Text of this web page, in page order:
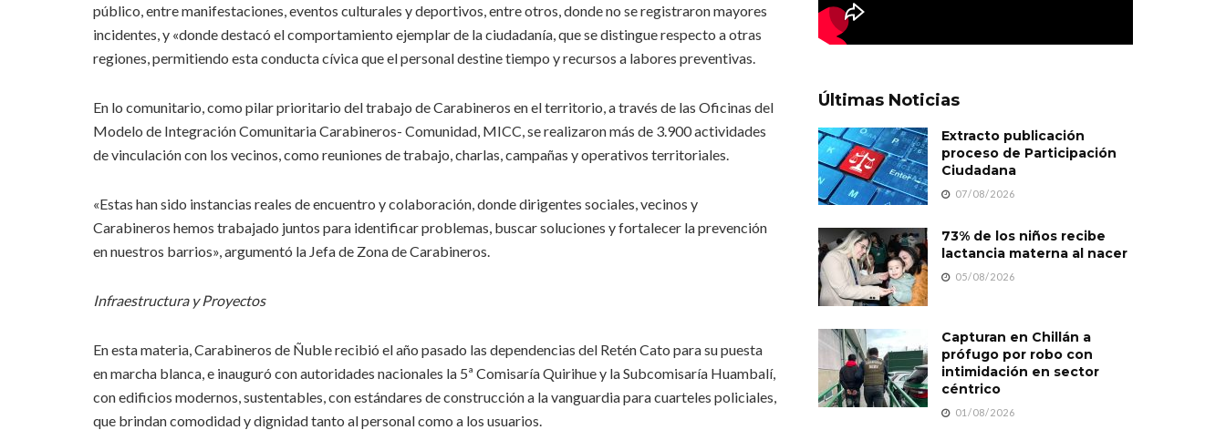
público, entre manifestaciones, eventos culturales y deportivos, entre otros, donde no se registraron mayores
incidentes, y «donde destacó el comportamiento ejemplar de la ciudadanía, que se distingue respecto a otras
regiones, permitiendo esta conducta cívica que el personal destine tiempo y recursos a labores preventivas.
En lo comunitario, como pilar prioritario del trabajo de Carabineros en el territorio, a través de las Oficinas del
Modelo de Integración Comunitaria Carabineros- Comunidad, MICC, se realizaron más de 3.900 actividades
de vinculación con los vecinos, como reuniones de trabajo, charlas, campañas y operativos territoriales.
«Estas han sido instancias reales de encuentro y colaboración, donde dirigentes sociales, vecinos y
Carabineros hemos trabajado juntos para identificar problemas, buscar soluciones y fortalecer la prevención
en nuestros barrios», argumentó la Jefa de Zona de Carabineros.
Infraestructura y Proyectos
En esta materia, Carabineros de Ñuble recibió el año pasado las dependencias del Retén Cato para su puesta
en marcha blanca, e inauguró con autoridades nacionales la 5ª Comisaría Quirihue y la Subcomisaría Huambalí,
con edificios modernos, sustentables, con estándares de construcción a la vanguardia para cuarteles policiales,
que brindan comodidad y dignidad tanto al personal como a los usuarios.
Últimas Noticias
Extracto publicación
proceso de Participación
Ciudadana
07/08/2026
73% de los niños recibe
lactancia materna al nacer
05/08/2026
Capturan en Chillán a
prófugo por robo con
intimidación en sector
céntrico
01/08/2026